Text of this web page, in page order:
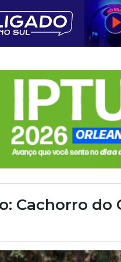
Cachorro do